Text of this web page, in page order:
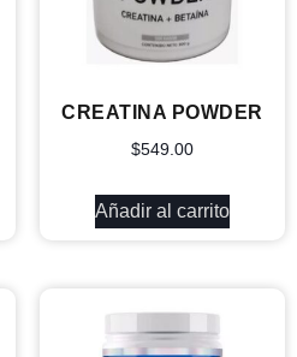
CREATINA POWDER
$549.00
Añadir al carrito